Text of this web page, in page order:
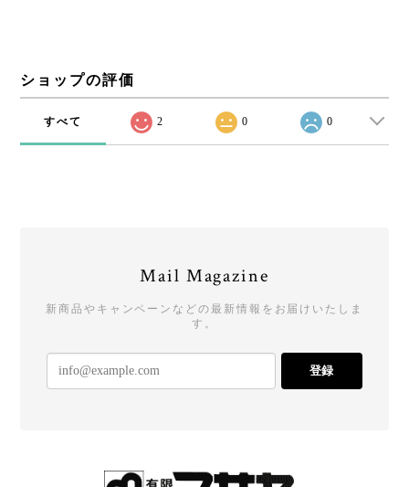
ショップの評価
すべて 2 0 0
Mail Magazine
新商品やキャンペーンなどの最新情報をお届けいたしま
す。
登録